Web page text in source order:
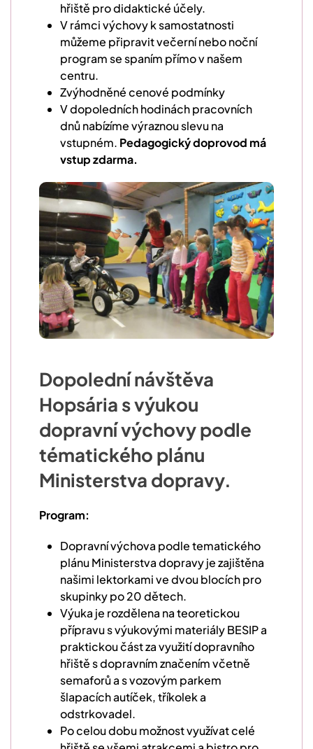
hřiště pro didaktické účely.
V rámci výchovy k samostatnosti
můžeme připravit večerní nebo noční
program se spaním přímo v našem
centru.
Zvýhodněné cenové podmínky
V dopoledních hodinách pracovních
dnů nabízíme výraznou slevu na
vstupném. Pedagogický doprovod má
vstup zdarma.
Dopolední návštěva
Hopsária s výukou
dopravní výchovy podle
tématického plánu
Ministerstva dopravy.
Program:
Dopravní výchova podle tematického
plánu Ministerstva dopravy je zajištěna
našimi lektorkami ve dvou blocích pro
skupinky po 20 dětech.
Výuka je rozdělena na teoretickou
přípravu s výukovými materiály BESIP a
praktickou část za využití dopravního
hřiště s dopravním značením včetně
semaforů a s vozovým parkem
šlapacích autíček, tříkolek a
odstrkovadel.
Po celou dobu možnost využívat celé